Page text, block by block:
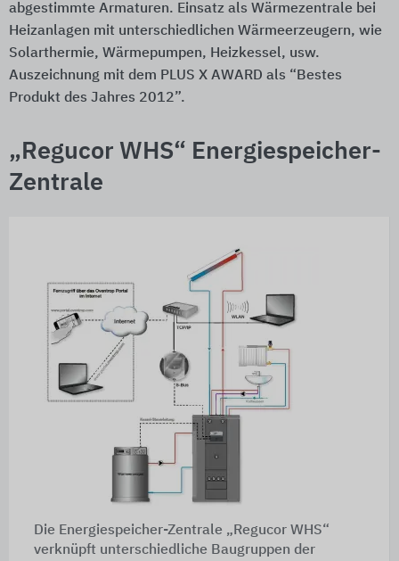
abgestimmte Armaturen. Einsatz als Wärmezentrale bei
Heizanlagen mit unterschiedlichen Wärmeerzeugern, wie
Solarthermie, Wärmepumpen, Heizkessel, usw.
Auszeichnung mit dem PLUS X AWARD als “Bestes
Produkt des Jahres 2012”.
„Regucor WHS“ Energiespeicher-
Zentrale
Die Energiespeicher-Zentrale „Regucor WHS“
verknüpft unterschiedliche Baugruppen der